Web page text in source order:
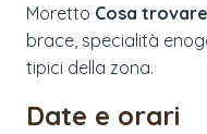
Moretto Cosa
brace, specialità
tipici della zona.
Date e orari